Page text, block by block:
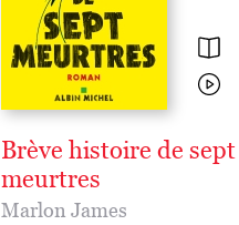
Brève histoire de sept
meurtres
Marlon James